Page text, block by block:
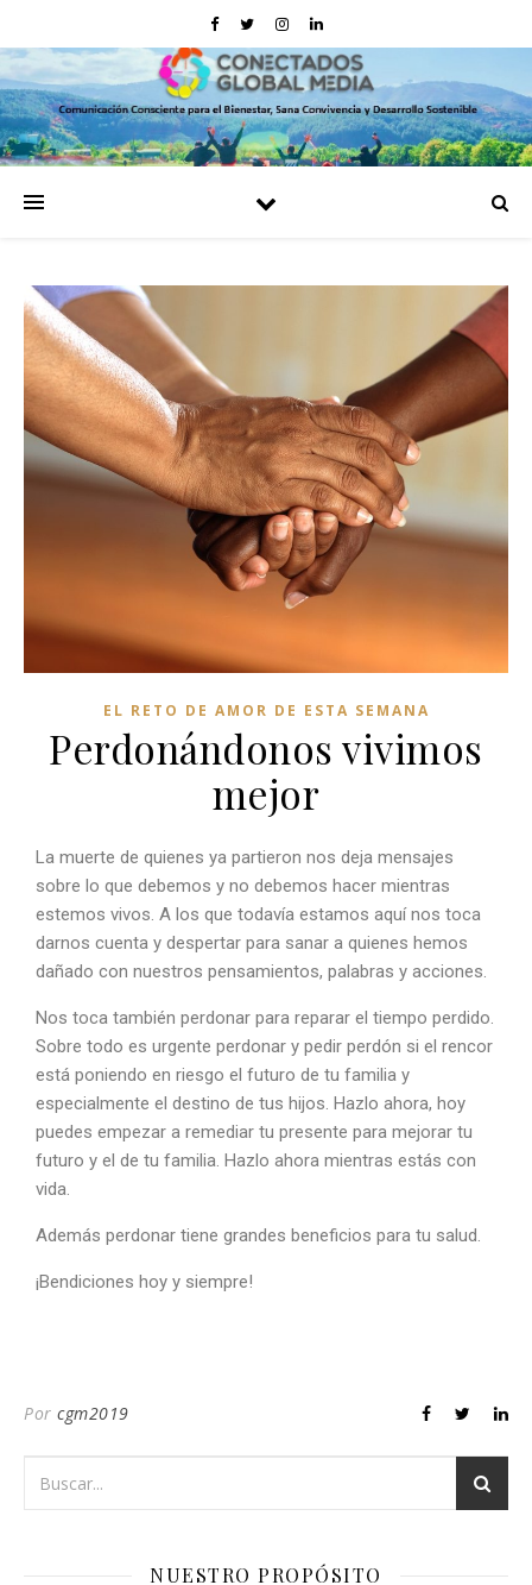
EL RETO DE AMOR DE ESTA SEMANA
Perdonándonos vivimos
mejor
La muerte de quienes ya partieron nos deja mensajes
sobre lo que debemos y no debemos hacer mientras
estemos vivos. A los que todavía estamos aquí nos toca
darnos cuenta y despertar para sanar a quienes hemos
dañado con nuestros pensamientos, palabras y acciones.
Nos toca también perdonar para reparar el tiempo perdido.
Sobre todo es urgente perdonar y pedir perdón si el rencor
está poniendo en riesgo el futuro de tu familia y
especialmente el destino de tus hijos. Hazlo ahora, hoy
puedes empezar a remediar tu presente para mejorar tu
futuro y el de tu familia. Hazlo ahora mientras estás con
vida.
Además perdonar tiene grandes beneficios para tu salud.
¡Bendiciones hoy y siempre!
Por cgm2019
NUESTRO PROPÓSITO